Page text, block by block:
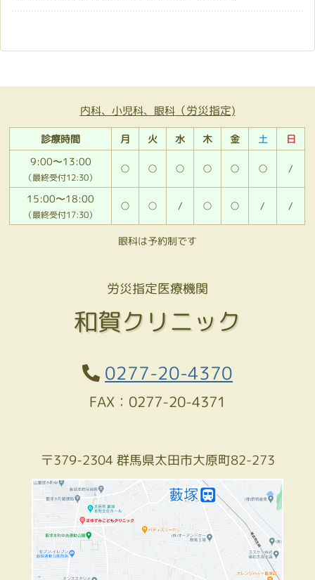
内科、小児科、眼科（労災指定)
診療時間 月 火 水 木 金 土
日
9:00〜13:00
（最終受付12:30）
○ ○ ○ ○ ○ ○ /
15:00〜18:00
（最終受付17:30）
○ ○ / ○ ○ / /
眼科は予約制です
労災指定医療機関
和賀クリニック
0277-20-4370
FAX：0277-20-4371
〒379-2304 群馬県太田市大原町82-273